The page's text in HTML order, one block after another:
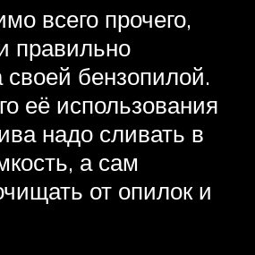
всего прочего,
правильно
своей бензопилой.
её использования
надо сливать в
а сам
от опилок и